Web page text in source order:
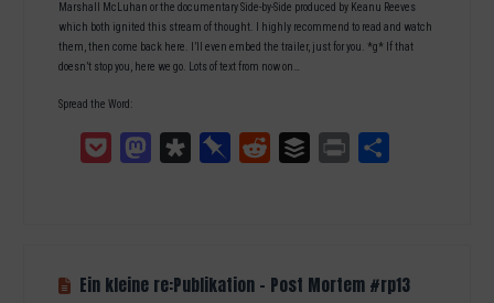
Marshall McLuhan or the documentary Side-by-Side produced by Keanu Reeves
which both ignited this stream of thought. I highly recommend to read and watch
them, then come back here. I’ll even embed the trailer, just for you. *g* If that
doesn’t stop you, here we go. Lots of text from now on…
Spread the Word:
Pocket MastodonDiasporaPinboardReddit Buffer Print
Ein kleine re:Publikation – Post Mortem #rp13